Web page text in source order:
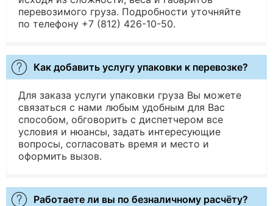
перевозимого груза. Подробности уточняйте
по телефону +7 (812) 426-10-50.
Как добавить услугу упаковки к перевозке?
Для заказа услуги упаковки груза Вы можете
связаться с нами любым удобным для Вас
способом, обговорить с диспетчером все
условия и нюансы, задать интересующие
вопросы, согласовать время и место и
оформить вызов.
Работаете ли вы по безналичному расчёту?